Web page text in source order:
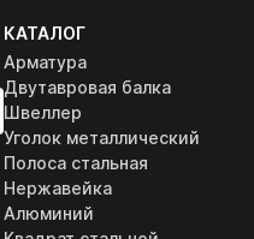
КАТАЛОГ
Арматура
Двутавровая балка
Швеллер
Уголок металлический
Полоса стальная
Нержавейка
Алюминий